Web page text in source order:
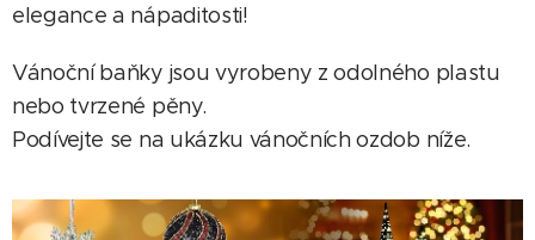
elegance a nápaditosti!
Vánoční baňky jsou vyrobeny z odolného plastu
nebo tvrzené pěny.
Podívejte se na ukázku vánočních ozdob níže.